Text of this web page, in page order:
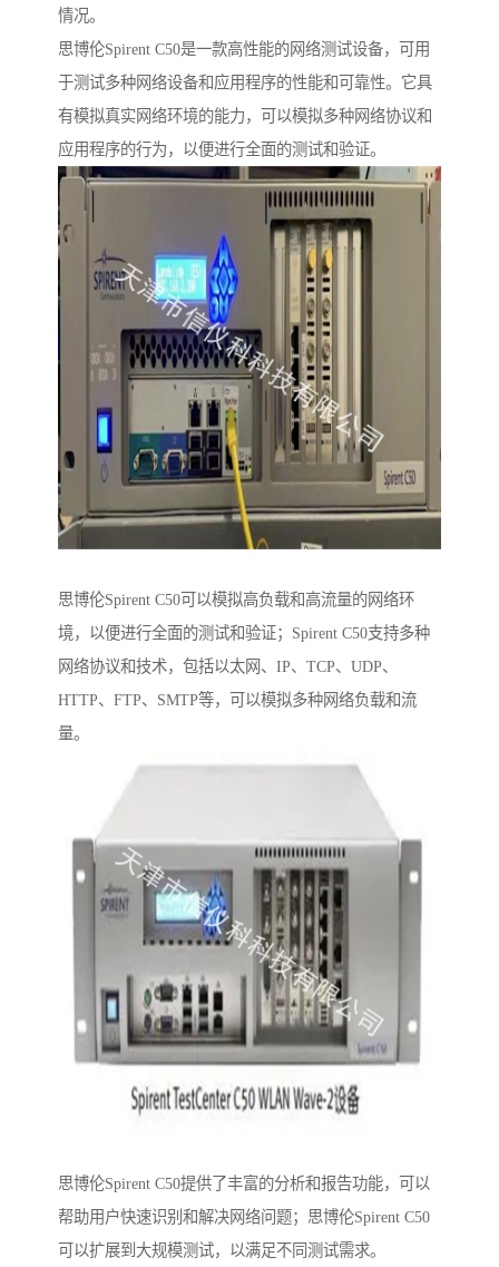
情况。
思博伦Spirent C50是一款高性能的网络测试设备，可用
于测试多种网络设备和应用程序的性能和可靠性。它具
有模拟真实网络环境的能力，可以模拟多种网络协议和
应用程序的行为，以便进行全面的测试和验证。
思博伦Spirent C50可以模拟高负载和高流量的网络环
境，以便进行全面的测试和验证；Spirent C50支持多种
网络协议和技术，包括以太网、IP、TCP、UDP、
HTTP、FTP、SMTP等，可以模拟多种网络负载和流
量。
思博伦Spirent C50提供了丰富的分析和报告功能，可以
帮助用户快速识别和解决网络问题；思博伦Spirent C50
可以扩展到大规模测试，以满足不同测试需求。